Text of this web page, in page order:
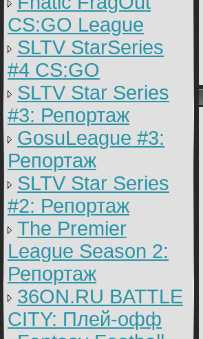
CS:GO League
SLTV StarSeries
#4 CS:GO
SLTV Star Series
#3: Репортаж
GosuLeague #3:
Репортаж
SLTV Star Series
#2: Репортаж
The Premier
League Season 2:
Репортаж
36ON.RU BATTLE
CITY: Плей-офф